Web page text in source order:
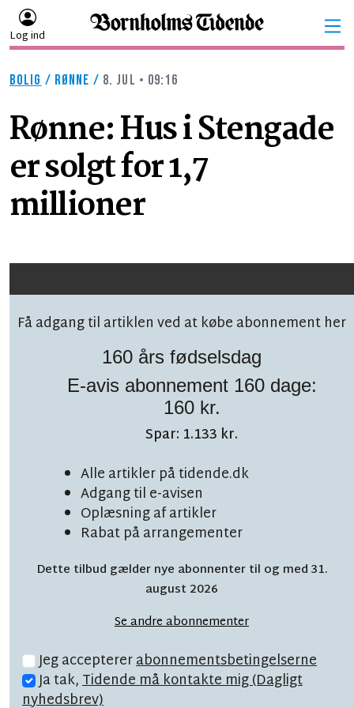
Log ind
BOLIG / RØNNE / 8. JUL • 09:16
Rønne: Hus i Stengade
er solgt for 1,7
millioner
Få adgang til artiklen ved at købe abonnement her
160 års fødselsdag
E-avis abonnement 160 dage:
160 kr.
Spar: 1.133 kr.
Alle artikler på tidende.dk
Adgang til e-avisen
Oplæsning af artikler
Rabat på arrangementer
Dette tilbud gælder nye abonnenter til og med 31.
august 2026
Se andre abonnementer
Jeg acceptererabonnementsbetingelserne
Ja tak,Tidende må kontakte mig (Dagligt
nyhedsbrev)
LÆSETID 8 MIN.
BAT skruer kraftigt
ned for skolekørsel